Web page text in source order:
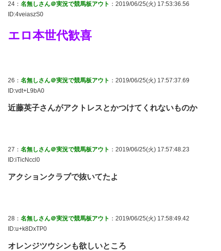
24： 名無しさん＠実況で競馬板アウト ：2019/06/25(火) 17:53:36.56
ID:4veiaszS0
エロ本世代歓喜
26： 名無しさん＠実況で競馬板アウト ：2019/06/25(火) 17:57:37.69
ID:vdt+L9bA0
近藤英子さんがアクトレスとかつけてくれないものか
27： 名無しさん＠実況で競馬板アウト ：2019/06/25(火) 17:57:48.23
ID:iTicNccl0
アクションクラブで抜いてたよ
28： 名無しさん＠実況で競馬板アウト ：2019/06/25(火) 17:58:49.42
ID:u+k8DxTP0
オレンジツウシンも欲しいところ